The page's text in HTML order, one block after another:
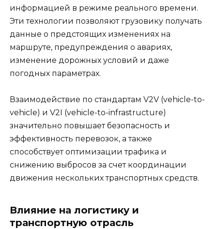
информацией в режиме реального времени.
Эти технологии позволяют грузовику получать
данные о предстоящих изменениях на
маршруте, предупреждения о авариях,
изменение дорожных условий и даже
погодных параметрах.
Взаимодействие по стандартам V2V (vehicle-to-
vehicle) и V2I (vehicle-to-infrastructure)
значительно повышает безопасность и
эффективность перевозок, а также
способствует оптимизации трафика и
снижению выбросов за счет координации
движения нескольких транспортных средств.
Влияние на логистику и
транспортную отрасль